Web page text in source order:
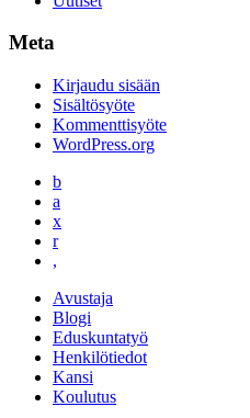
Meta
Kirjaudu sisään
Sisältösyöte
Kommenttisyöte
WordPress.org
b
a
x
r
,
Avustaja
Blogi
Eduskuntatyö
Henkilötiedot
Kansi
Koulutus